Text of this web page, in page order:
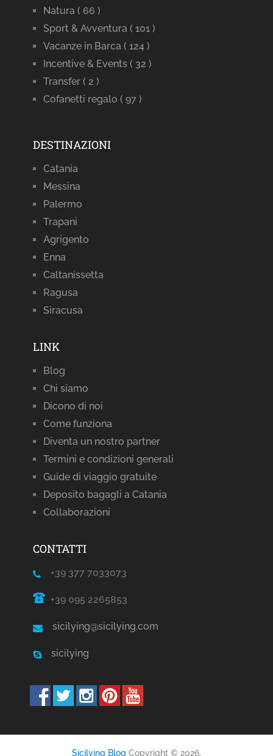
Natura ( 66 )
Sport & Avventura ( 101 )
Vacanze in Barca ( 124 )
Incentive & Events ( 32 )
Transfer ( 2 )
Cofanetti regalo ( 97 )
DESTINAZIONI
Catania
Messina
Palermo
Trapani
Agrigento
Enna
Caltanissetta
Ragusa
Siracusa
LINK
Blog
Chi siamo
Dicono di noi
Come funziona
Diventa un nostro partner
Termini e condizioni generali
Guide di viaggio gratuite
Deposito bagagli a Catania
Collaborazioni
CONTATTI
+39 377 7033073
+39 095 2265853
sicilying@sicilying.com
sicilying
Sicilying Blog Copyright © 2026.